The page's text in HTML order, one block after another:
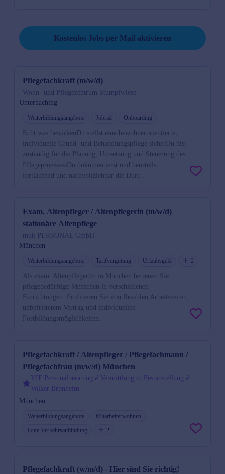
Kostenlos Jobs per Mail aktivieren
Pflegefachkraft (m/w/d)
Wohn- und Pflegezentrum Stumpfwiese
Unterhaching
Weiterbildungsangebote Jobrad Onboarding
Echt was bewirkenDu stellst eine bewohnerorientierte,
individuelle Grund- und Behandlungspflege sicherDu bist
zuständig für die Planung, Umsetzung und Steuerung des
PflegeprozessesDu dokumentierst und beurteilst
fortlaufend und nachvollziehbar die Durc...
Exam. Altenpfleger / Altenpflegerin (m/w/d)
stationäre Altenpflege
muk PERSONAL GmbH
München
Weiterbildungsangebote Tarifvergütung Urlaubsgeld 2
Als exam. Altenpfleger/in in München betreuen Sie
pflegebedürftige Menschen in verschiedenen
Einrichtungen. Profitieren Sie von flexiblen Arbeitszeiten,
unbefristetem Vertrag und individuellen
Fortbildungsmöglichkeiten.
Pflegefachkraft / Altenpfleger / Pflegefachmann /
Pflegefachfrau (m/w/d) München
VIF Personalberatung # Vermittlung in Festanstellung #
Volker Bronheim
München
Weiterbildungsangebote
Mitarbeiterwohnen
Gute Verkehrsanbindung
2
Pflegefachkraft (w/m/d) - Hier sind Sie richtig!